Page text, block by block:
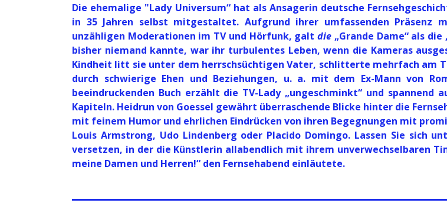
Die ehemalige "Lady Universum“ hat als Ansagerin deutsche
in 35 Jahren selbst mitgestaltet. Aufgrund ihrer umfassenden Präsenz
unzähligen Moderationen im TV und Hörfunk, galtdie „Grande Dame“ als die
bisher niemand kannte, war ihr turbulentes Leben, wenn die Kameras
Kindheit litt sie unter dem herrschsüchtigen Vater, schlitterte mehrfach am
durch schwierige Ehen und Beziehungen, u. a. mit dem Ex-Mann von
beeindruckenden Buch erzählt die TV-Lady „ungeschminkt“ und spannend
Kapiteln. Heidrun von Goessel gewährt überraschende Blicke hinter die
mit feinem Humor und ehrlichen Eindrücken von ihren Begegnungen mit
Louis Armstrong, Udo Lindenberg oder Placido Domingo. Lassen Sie sich
versetzen, in der die Künstlerin allabendlich mit ihrem unverwechselbaren
meine Damen und Herren!“ den Fernsehabend einläutete.